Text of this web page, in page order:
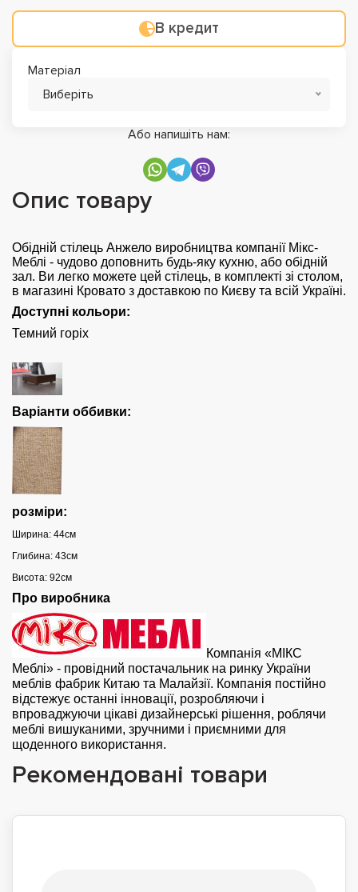
В кредит
Матеріал
Виберіть
Або напишіть нам:
Опис товару
Обідній стілець Анжело виробництва компанії Мікс-
Меблі - чудово доповнить будь-яку кухню, або обідній
зал. Ви легко можете цей стілець, в комплекті зі столом,
в магазині Кровато з доставкою по Києву та всій Україні.
Доступні кольори:
Темний горіх
Варіанти оббивки:
розміри:
Ширина: 44см
Глибина: 43см
Висота: 92см
Про виробника
Компанія «МІКС
Меблі» - провідний постачальник на ринку України
меблів фабрик Китаю та Малайзії. Компанія постійно
відстежує останні інновації, розробляючи і
впроваджуючи цікаві дизайнерські рішення, роблячи
меблі вишуканими, зручними і приємними для
щоденного використання.
Рекомендовані товари